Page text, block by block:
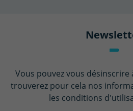
Vous pouvez vous
trouverez pour cela nos
les conditions